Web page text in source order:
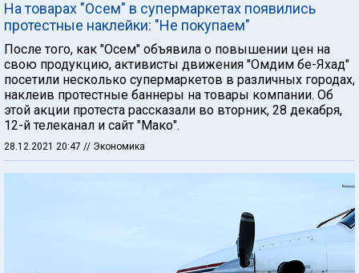
На товарах "Осем" в супермаркетах появились
протестные наклейки: "Не покупаем"
После того, как "Осем" объявила о повышении цен на
свою продукцию, активисты движения "Омдим бе-Яхад"
посетили несколько супермаркетов в различных городах,
наклеив протестные баннеры на товары компании. Об
этой акции протеста рассказали во вторник, 28 декабря,
12-й телеканал и сайт "Мако".
28.12.2021 20:47 // Экономика